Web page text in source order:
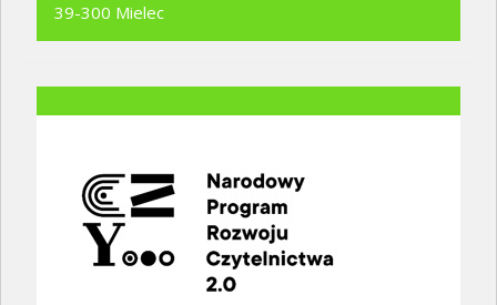
39-300 Mielec